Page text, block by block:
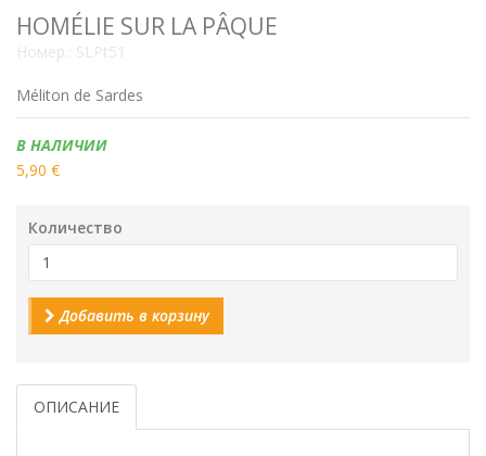
HOMÉLIE SUR LA PÂQUE
Номер.: SLPt51
Méliton de Sardes
Наличие:
В НАЛИЧИИ
5,90 €
Количество
Добавить в корзину
ОПИСАНИЕ